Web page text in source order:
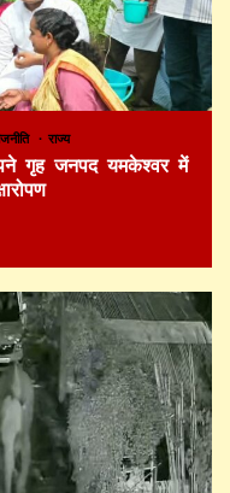
राज्य
गृह जनपद यमकेश्वर में